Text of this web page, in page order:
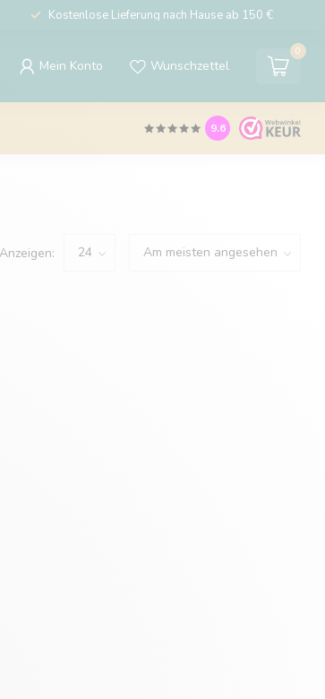
Kostenlose Lieferung nach Hause ab 150 €
Mein Konto Wunschzettel
0
9.6
Anzeigen: